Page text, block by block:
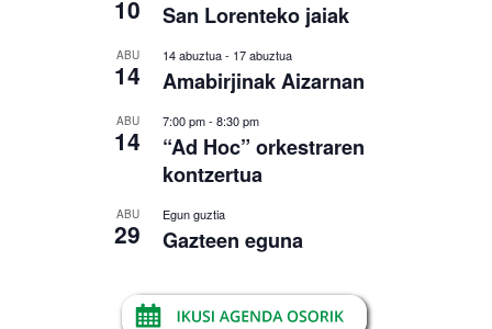
10 San Lorenteko jaiak
ABU
14
14 abuztua- 17 abuztua
Amabirjinak Aizarnan
ABU
14
7:00 pm- 8:30 pm
“Ad Hoc” orkestraren
kontzertua
ABU
29
Egun guztia
Gazteen eguna